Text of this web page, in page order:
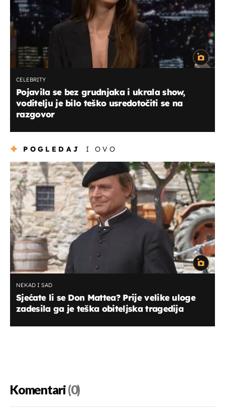
CELEBRITY
Pojavila se bez grudnjaka i ukrala show,
voditelju je bilo teško usredotočiti se na
razgovor
POGLEDAJ I OVO
NEKAD I SAD
Sjećate li se Don Mattea? Prije velike uloge
zadesila ga je teška obiteljska tragedija
Komentari(0)